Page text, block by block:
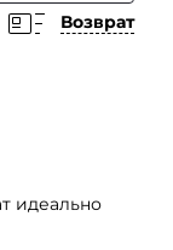
Возврат
идеально